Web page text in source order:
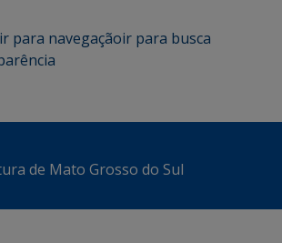
ir para navegaçãoir para busca
de Mato Grosso do Sul